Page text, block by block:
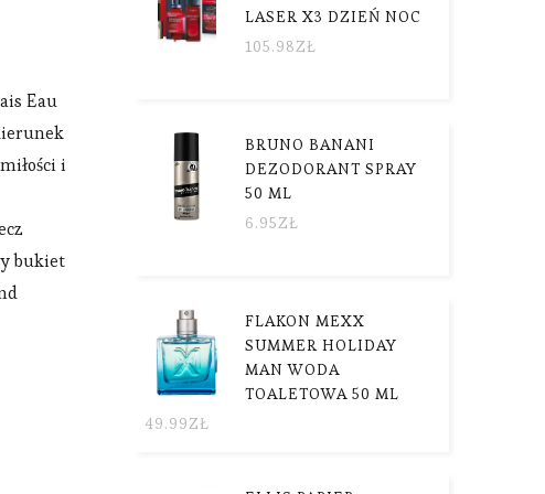
Eau
i
bukiet
LASER X3 DZIEŃ NOC
105.98ZŁ
BRUNO BANANI
DEZODORANT SPRAY
50 ML
6.95ZŁ
FLAKON MEXX
SUMMER HOLIDAY
MAN WODA
TOALETOWA 50 ML
49.99ZŁ